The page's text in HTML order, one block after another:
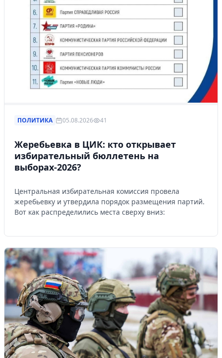
ПОЛИТИКА 05.08.2026 41
Жеребьевка в ЦИК: кто открывает
избирательный бюллетень на
выборах-2026?
Центральная избирательная комиссия провела
жеребьевку и утвердила порядок размещения партий.
Вот как распределились места сверху вниз: